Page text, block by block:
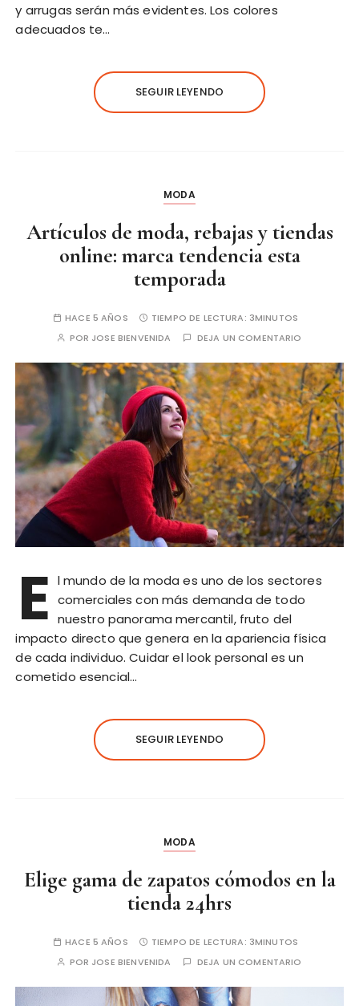
y arrugas serán más evidentes. Los colores
adecuados te…
SEGUIR LEYENDO
MODA
Artículos de moda, rebajas y tiendas
online: marca tendencia esta
temporada
HACE 5 AÑOS TIEMPO DE LECTURA: 3MINUTOS
POR JOSE BIENVENIDA DEJA UN COMENTARIO
E l mundo de la moda es uno de los sectores
comerciales con más demanda de todo
nuestro panorama mercantil, fruto del
impacto directo que genera en la apariencia física
de cada individuo. Cuidar el look personal es un
cometido esencial…
SEGUIR LEYENDO
MODA
Elige gama de zapatos cómodos en la
tienda 24hrs
HACE 5 AÑOS TIEMPO DE LECTURA: 3MINUTOS
POR JOSE BIENVENIDA DEJA UN COMENTARIO